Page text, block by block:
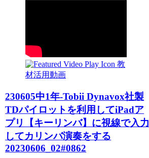
教
材活用動画
230605中1年-Tobii Dynavox社製
TDパイロットを利用してiPadア
プリ【キーリンバ】に視線で入力
してカリンバ演奏をする
20230606_02#0862